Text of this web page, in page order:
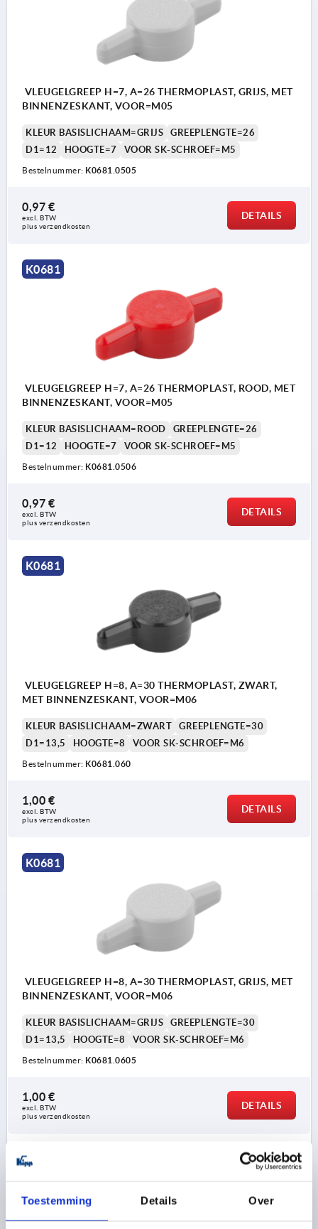
Toestemming Details Over
VLEUGELGREEP H=7, A=26 THERMOPLAST, GRIJS, MET
BINNENZESKANT, VOOR=M05
KLEUR BASISLICHAAM=GRIJS
GREEPLENGTE=26
D1=12
HOOGTE=7 VOOR SK-SCHROEF=M5
Bestelnummer: K0681.0505
0,97 €
excl. BTW
plus verzendkosten
DETAILS
K0681
VLEUGELGREEP H=7, A=26 THERMOPLAST, ROOD, MET
BINNENZESKANT, VOOR=M05
KLEUR BASISLICHAAM=ROOD
GREEPLENGTE=26
D1=12
HOOGTE=7 VOOR SK-SCHROEF=M5
Bestelnummer: K0681.0506
0,97 €
excl. BTW
plus verzendkosten
DETAILS
K0681
VLEUGELGREEP H=8, A=30 THERMOPLAST, ZWART,
MET BINNENZESKANT, VOOR=M06
KLEUR BASISLICHAAM=ZWART
GREEPLENGTE=30
D1=13,5
HOOGTE=8 VOOR SK-SCHROEF=M6
Bestelnummer: K0681.060
1,00 €
excl. BTW
plus verzendkosten
DETAILS
K0681
VLEUGELGREEP H=8, A=30 THERMOPLAST, GRIJS, MET
BINNENZESKANT, VOOR=M06
KLEUR BASISLICHAAM=GRIJS
GREEPLENGTE=30
D1=13,5
HOOGTE=8 VOOR SK-SCHROEF=M6
Bestelnummer: K0681.0605
1,00 €
excl. BTW
plus verzendkosten
DETAILS
K0681